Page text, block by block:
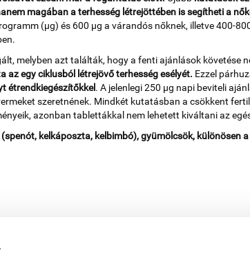
magában a terhesség létrejöttében is segítheti a
(µg) és 600 µg a várandós nőknek, illetve 400-
melyben azt találták, hogy a fenti ajánlások követése
az egy ciklusból létrejövő terhesség esélyét. Ezzel
étrendkiegészítőkkel. A jelenlegi 250 µg napi beviteli
szeretnének. Mindkét kutatásban a csökkent
azonban tablettákkal nem lehetett kiváltani az
kelkáposzta, kelbimbó), gyümölcsök, különösen